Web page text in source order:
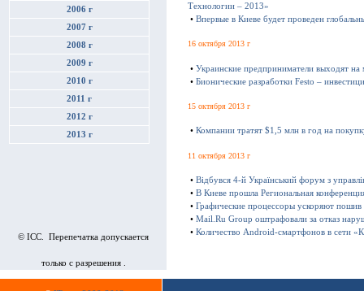
2006 г
2007 г
2008 г
2009 г
2010 г
2011 г
2012 г
2013 г
© ICC. Перепечатка допускается
только с разрешения .
Технологии – 2013»
• Впервые в Киеве будет проведен
16 октября 2013 г
• Украинские предприниматели выходят
• Бионические разработки Festo –
15 октября 2013 г
• Компании тратят $1,5 млн в год на
11 октября 2013 г
• Відбувся 4-й Український форум з
• В Киеве прошла Региональная
• Графические процессоры ускоряют
• Mail.Ru Group оштрафовали за отказ
• Количество Android-смартфонов в сети